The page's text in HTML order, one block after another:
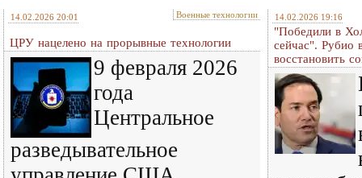
14.02.2026 20:01 Военные технологии
ЦРУ нацелено на прорывные технологии
9 февраля 2026
года
Центральное
разведывательное
14.02.2026 19:16
"Победили в
сейчас". Рубио
восстановить